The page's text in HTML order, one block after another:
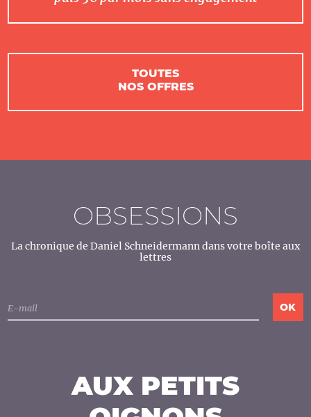
TOUTES
NOS OFFRES
OBSESSIONS
La chronique de Daniel Schneidermann dans votre boîte aux
lettres
AUX PETITS